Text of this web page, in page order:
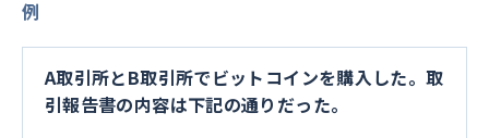
例
A取引所とB取引所でビットコインを購入した。取
引報告書の内容は下記の通りだった。